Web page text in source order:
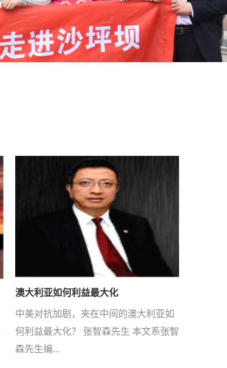
澳大利亚如何利益最大化
中美对抗加剧，夹在中间的澳大利亚如
何利益最大化？ 张智森先生 本文系张智
森先生编...